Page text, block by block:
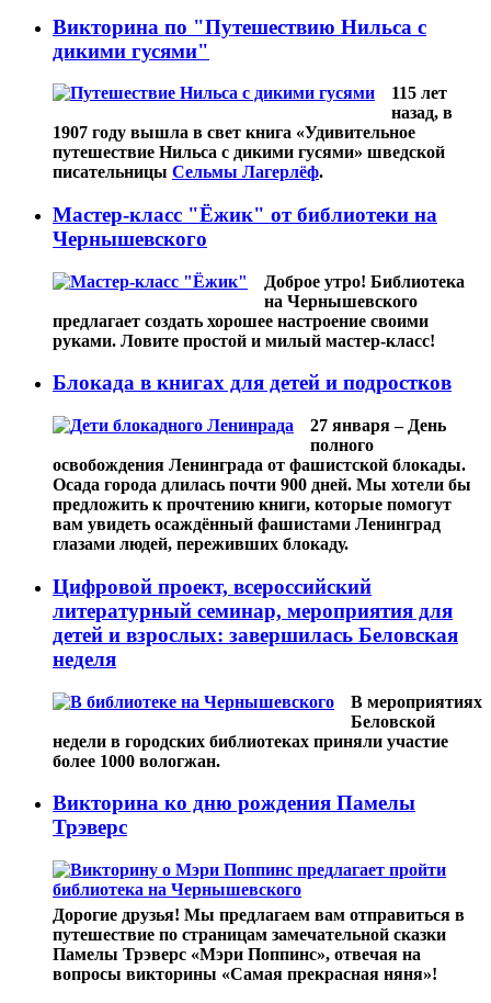
Викторина по "Путешествию Нильса с
дикими гусями"
115 лет
назад, в
1907 году вышла в свет книга «Удивительное
путешествие Нильса с дикими гусями» шведской
писательницы Сельмы Лагерлёф.
Мастер-класс "Ёжик" от библиотеки на
Чернышевского
Доброе утро! Библиотека
на Чернышевского
предлагает создать хорошее настроение своими
руками. Ловите простой и милый мастер-класс!
Блокада в книгах для детей и подростков
27 января – День
полного
освобождения Ленинграда от фашистской блокады.
Осада города длилась почти 900 дней. Мы хотели бы
предложить к прочтению книги, которые помогут
вам увидеть осаждённый фашистами Ленинград
глазами людей, переживших блокаду.
Цифровой проект, всероссийский
литературный семинар, мероприятия для
детей и взрослых: завершилась Беловская
неделя
В мероприятиях
Беловской
недели в городских библиотеках приняли участие
более 1000 вологжан.
Викторина ко дню рождения Памелы
Трэверс
Дорогие друзья! Мы предлагаем вам отправиться в
путешествие по страницам замечательной сказки
Памелы Трэверс «Мэри Поппинс», отвечая на
вопросы викторины «Самая прекрасная няня»!